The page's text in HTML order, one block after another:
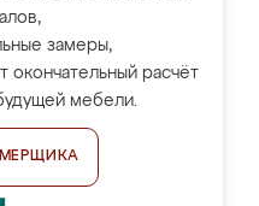
замеры,
окончательный расчёт
мебели.